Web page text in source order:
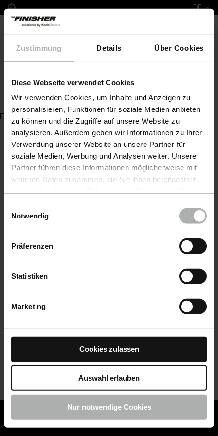
Zustimmung Details Über Cookies
Diese Webseite verwendet Cookies
Wir verwenden Cookies, um Inhalte und Anzeigen zu
personalisieren, Funktionen für soziale Medien anbieten
zu können und die Zugriffe auf unsere Website zu
analysieren. Außerdem geben wir Informationen zu Ihrer
Verwendung unserer Website an unsere Partner für
soziale Medien, Werbung und Analysen weiter. Unsere
Partner führen diese Informationen möglicherweise mit
weiteren Daten zusammen, die Sie ihnen bereitgestellt
Einstellungen zu den Cookies finden Sie unter
Notwendig
Präferenzen
Statistiken
Marketing
Cookies zulassen
Auswahl erlauben
Nur notwendige Cookies
DE
COLOURLOCK ist jetzt Teil von KochChemie -
COLOURLOCK Produkte shoppen
Wash & Finish freeze
Es wurde kein Artikel zu Ihrer Anfrage gefunden